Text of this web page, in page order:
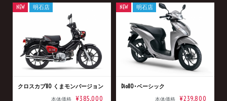
クロスカブ110 くまモンバージョン
本体価格 ¥385,000
NEW 明石店
Dio110･ベーシック
本体価格 ¥239,800
NEW 明石店